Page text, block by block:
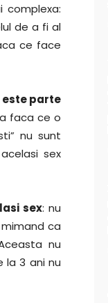
de a fi al
ce face
este parte
faca ce o
nu sunt
sex
sex: nu
ca
nu
la 3 ani nu